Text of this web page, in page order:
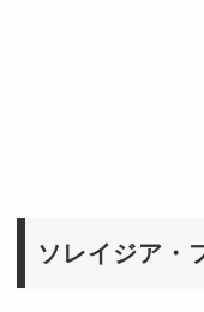
ソレイジア・